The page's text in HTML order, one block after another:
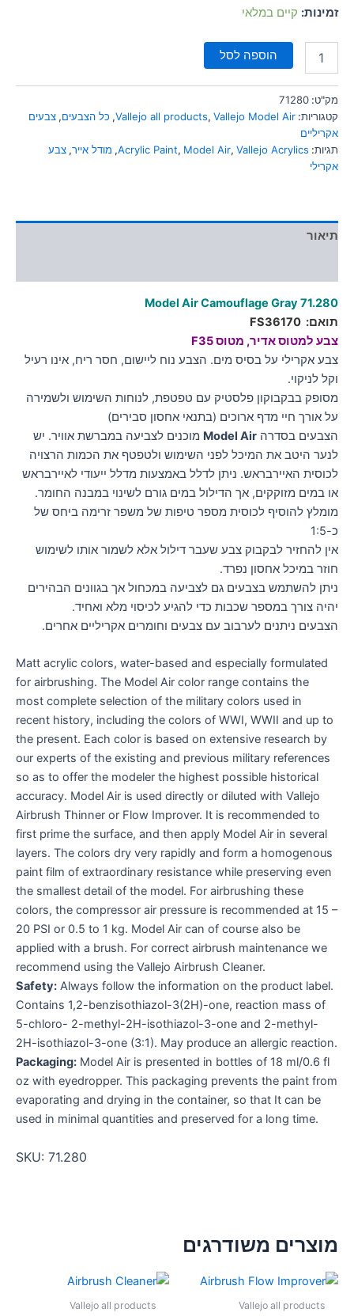
font_download סמן קישורים זמינות: קיים במלאי
הוספה לסל
מק"ט: 71280
קטגוריות:
Vallejo all products, Vallejo Model Air
, כל הצבעים, צבעים
אקריליים
תגיות:
Acrylic Paint, Model Air, Vallejo Acrylics
, מודל אייר, צבע
אקרילי
תיאור
Model Air Camouflage Gray71.280
תואם:
צבע למטוס אדיר, מטוס F35
צבע אקרילי על בסיס מים. הצבע נוח ליישום, חסר ריח, אינו רעיל
וקל לניקוי.
מסופק בבקבוקון פלסטיק עם טפטפת, לנוחות השימוש ולשמירה
על אורך חיי מדף ארוכים (בתנאי אחסון סבירים)
הצבעים בסדרה Model Air מוכנים לצביעה במברשת אוויר. יש
לנער היטב את המיכל לפני השימוש ולטפטף את הכמות הרצויה
לכוסית האיירבראש. ניתן לדלל באמצעות מדלל ייעודי לאיירבראש
או במים מזוקקים, אך הדילול במים גורם לשינוי במבנה החומר.
מומלץ להוסיף לכוסית מספר טיפות של משפר זרימה ביחס של
כ-1:5
אין להחזיר לבקבוק צבע שעבר דילול אלא לשמור אותו לשימוש
חוזר במיכל אחסון נפרד.
ניתן להשתמש בצבעים גם לצביעה במכחול אך בגוונים הבהירים
יהיה צורך במספר שכבות כדי להגיע לכיסוי מלא ואחיד.
הצבעים ניתנים לערבוב עם צבעים וחומרים אקריליים אחרים.
Matt acrylic colors, water-based and especially formulated
for airbrushing. The Model Air color range contains the
most complete selection of the military colors used in
recent history, including the colors of WWI, WWII and up to
the present. Each color is based on extensive research by
our experts of the existing and previous military references
so as to offer the modeler the highest possible historical
accuracy. Model Air is used directly or diluted with Vallejo
Airbrush Thinner or Flow Improver. It is recommended to
first prime the surface, and then apply Model Air in several
layers. The colors dry very rapidly and form a homogenous
paint film of extraordinary resistance while preserving even
the smallest detail of the model. For airbrushing these
colors, the compressor air pressure is recommended at 15 –
20 PSI or 0.5 to 1 kg. Model Air can of course also be
applied with a brush. For correct airbrush maintenance we
recommend using the Vallejo Airbrush Cleaner.
Safety: Always follow the information on the product label.
Contains 1,2-benzisothiazol-3(2H)-one, reaction mass of
5-chloro- 2-methyl-2H-isothiazol-3-one and 2-methyl-
2H-isothiazol-3-one (3:1). May produce an allergic reaction.
Packaging: Model Air is presented in bottles of 18 ml/0.6 fl
oz with eyedropper. This packaging prevents the paint from
evaporating and drying in the container, so that It can be
used in minimal quantities and preserved for a long time.
SKU: 71.280
מוצרים משודרגים
Vallejo all products
Vallejo all products